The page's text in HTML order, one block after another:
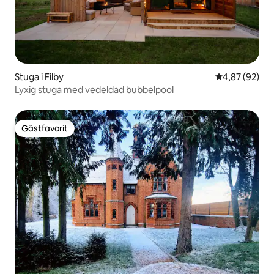
Stuga i Filby 4,87 av 5 i
4,87 (92)
Lyxig stuga med vedeldad bubbelpool
Gästfavorit
Gästfavorit